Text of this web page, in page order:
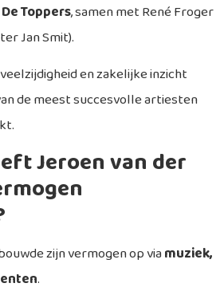
De Toppers, samen met René Froger
Jan Smit).
en zakelijke inzicht
de meest succesvolle artiesten
Jeroen van der
zijn vermogen op viamuziek,
.